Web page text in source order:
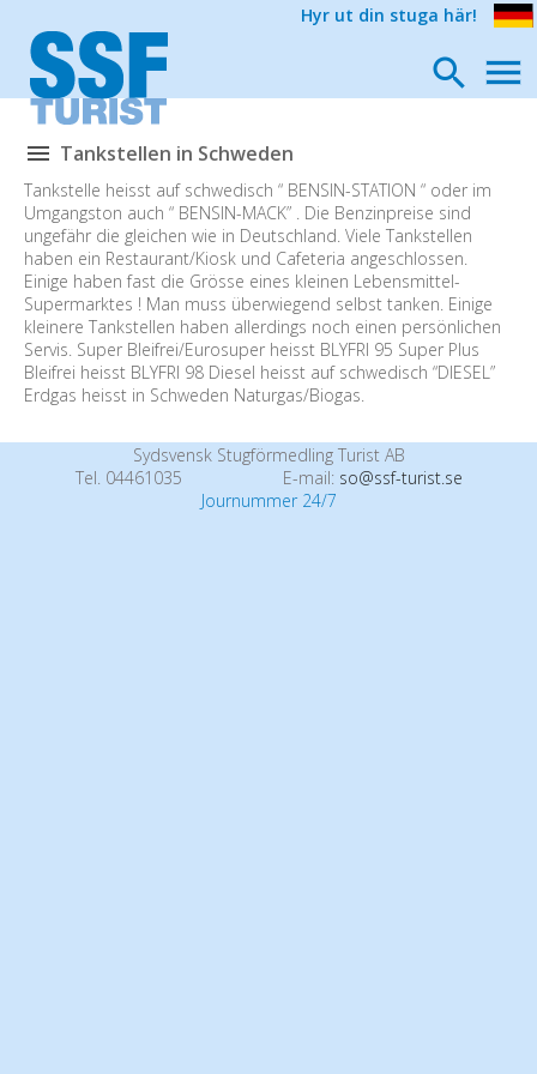
Hyr ut din stuga här!
Tankstellen in Schweden
Tankstelle heisst auf schwedisch “ BENSIN-STATION “ oder im
Umgangston auch “ BENSIN-MACK” . Die Benzinpreise sind
ungefähr die gleichen wie in Deutschland. Viele Tankstellen
haben ein Restaurant/Kiosk und Cafeteria angeschlossen.
Einige haben fast die Grösse eines kleinen Lebensmittel-
Supermarktes ! Man muss überwiegend selbst tanken. Einige
kleinere Tankstellen haben allerdings noch einen persönlichen
Servis. Super Bleifrei/Eurosuper heisst BLYFRI 95 Super Plus
Bleifrei heisst BLYFRI 98 Diesel heisst auf schwedisch “DIESEL”
Erdgas heisst in Schweden Naturgas/Biogas.
Sydsvensk Stugförmedling Turist AB
Tel. 04461035
E-mail: so@ssf-turist.se
Journummer 24/7